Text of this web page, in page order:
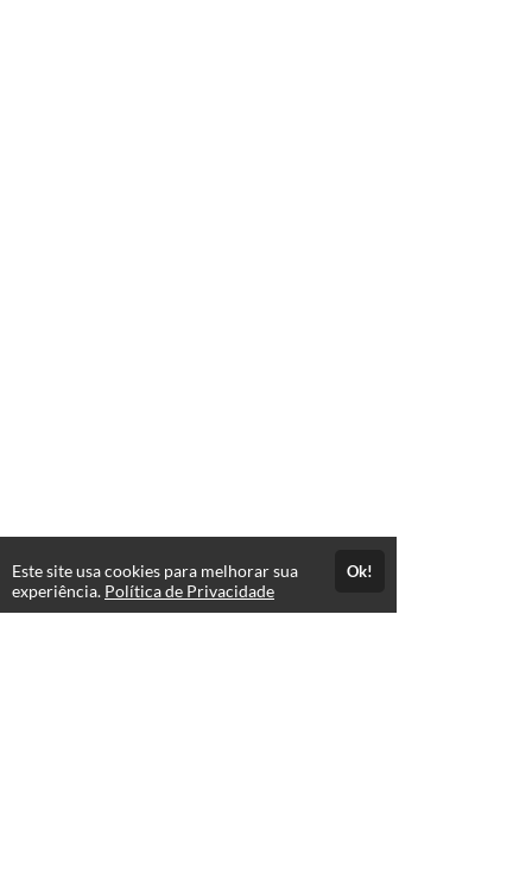
FAQ
Este site usa cookies para melhorar sua
experiência. Política de Privacidade
Ok!